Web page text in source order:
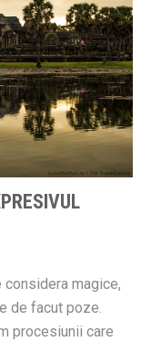
considera magice,
de facut poze.
procesiunii care